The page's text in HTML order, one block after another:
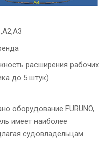
расширения рабочих
до 5 штук)
оборудование FURUNO,
имеет наиболее
судовладельцам